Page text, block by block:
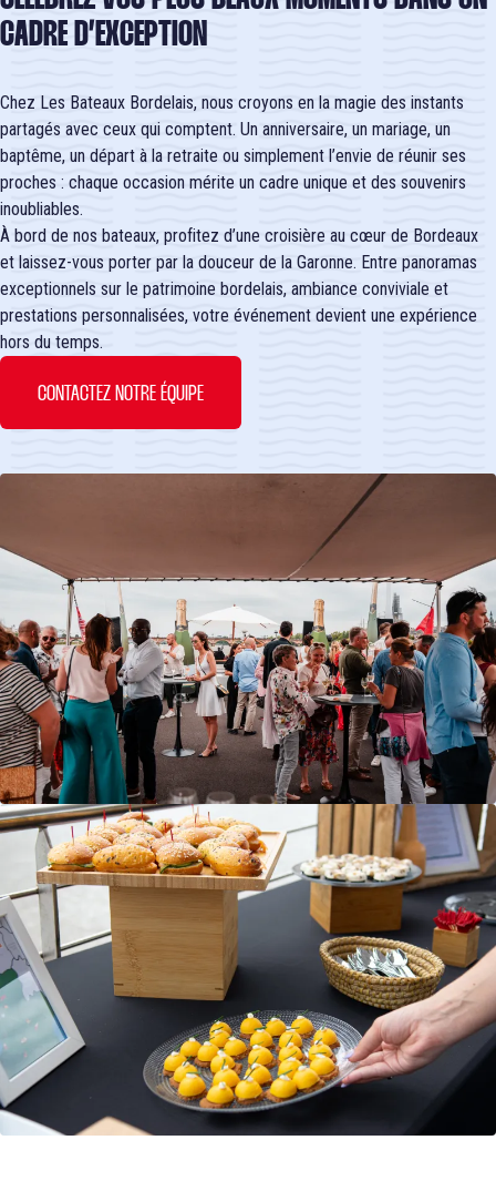
CADRE D’EXCEPTION
Chez Les Bateaux Bordelais, nous croyons en la magie des instants
partagés avec ceux qui comptent. Un anniversaire, un mariage, un
baptême, un départ à la retraite ou simplement l’envie de réunir ses
proches : chaque occasion mérite un cadre unique et des souvenirs
inoubliables.
À bord de nos bateaux, profitez d’une croisière au cœur de Bordeaux
et laissez-vous porter par la douceur de la Garonne. Entre panoramas
exceptionnels sur le patrimoine bordelais, ambiance conviviale et
prestations personnalisées, votre événement devient une expérience
hors du temps.
CONTACTEZ NOTRE ÉQUIPE